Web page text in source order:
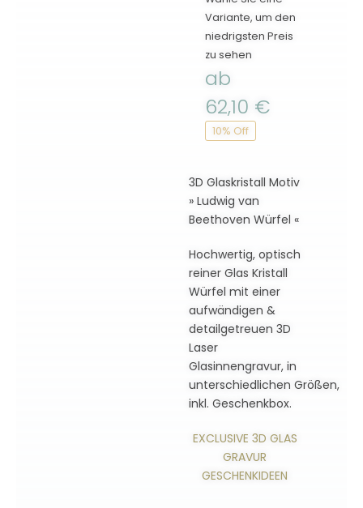
ab
62,10 €
Variante, um den
niedrigsten Preis
zu sehen
10% Off
3D Glaskristall Motiv
» Ludwig van
Beethoven Würfel «
Hochwertig, optisch
reiner Glas Kristall
Würfel mit einer
aufwändigen &
detailgetreuen 3D
Laser
Glasinnengravur, in
unterschiedlichen Größen,
inkl. Geschenkbox.
EXCLUSIVE 3D GLAS
GRAVUR
GESCHENKIDEEN